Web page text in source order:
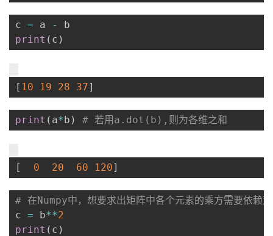
c = a -
print ( c )
[ 10 19 28 37]
print ( a*b ) # 若用a.dot(b),则为各维之和
[ 0 20 60 120]
# 在Numpy中，想要求出矩阵中各个元素的乘方需要依赖
c = b**2
print ( c )